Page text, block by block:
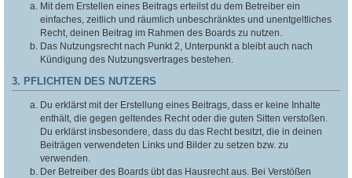
Mit dem Erstellen eines Beitrags erteilst du dem Betreiber ein
einfaches, zeitlich und räumlich unbeschränktes und unentgeltliches
Recht, deinen Beitrag im Rahmen des Boards zu nutzen.
Das Nutzungsrecht nach Punkt 2, Unterpunkt a bleibt auch nach
Kündigung des Nutzungsvertrages bestehen.
3. PFLICHTEN DES NUTZERS
Du erklärst mit der Erstellung eines Beitrags, dass er keine Inhalte
enthält, die gegen geltendes Recht oder die guten Sitten verstoßen.
Du erklärst insbesondere, dass du das Recht besitzt, die in deinen
Beiträgen verwendeten Links und Bilder zu setzen bzw. zu
verwenden.
Der Betreiber des Boards übt das Hausrecht aus. Bei Verstößen